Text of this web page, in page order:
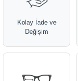
Kolay İade ve
Değişim